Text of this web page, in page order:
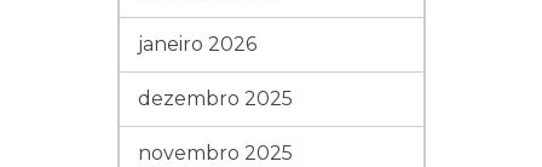
janeiro 2026
dezembro 2025
novembro 2025